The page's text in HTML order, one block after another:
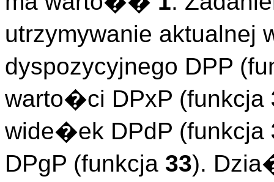
utrzymywanie
dyspozycyjnego DPP
warto�ci DPxP (funkcja
wide�ek DPdP (funkcja
DPgP (funkcja 33).